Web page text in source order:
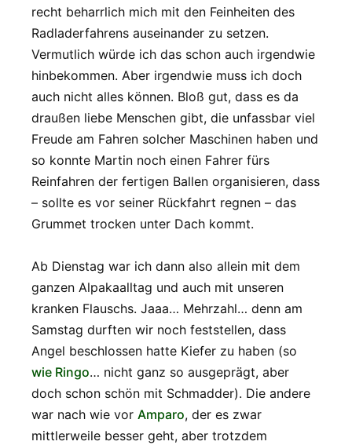
recht beharrlich mich mit den Feinheiten des
Radladerfahrens auseinander zu setzen.
Vermutlich würde ich das schon auch irgendwie
hinbekommen. Aber irgendwie muss ich doch
auch nicht alles können. Bloß gut, dass es da
draußen liebe Menschen gibt, die unfassbar viel
Freude am Fahren solcher Maschinen haben und
so konnte Martin noch einen Fahrer fürs
Reinfahren der fertigen Ballen organisieren, dass
– sollte es vor seiner Rückfahrt regnen – das
Grummet trocken unter Dach kommt.
Ab Dienstag war ich dann also allein mit dem
ganzen Alpakaalltag und auch mit unseren
kranken Flauschs. Jaaa… Mehrzahl… denn am
Samstag durften wir noch feststellen, dass
Angel beschlossen hatte Kiefer zu haben (so
wie Ringo… nicht ganz so ausgeprägt, aber
doch schon schön mit Schmadder). Die andere
war nach wie vor Amparo, der es zwar
mittlerweile besser geht, aber trotzdem